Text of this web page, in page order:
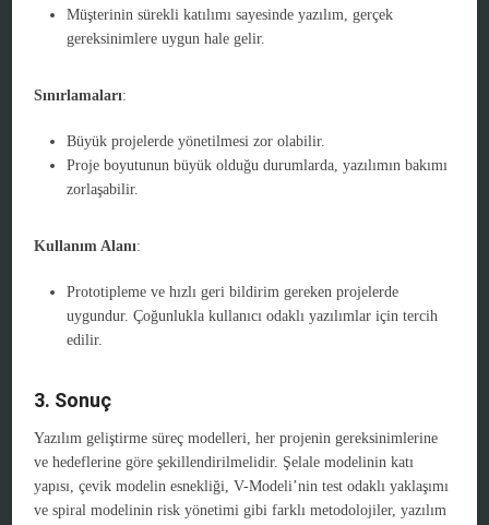
Müşterinin sürekli katılımı sayesinde yazılım, gerçek
gereksinimlere uygun hale gelir.
Sınırlamaları:
Büyük projelerde yönetilmesi zor olabilir.
Proje boyutunun büyük olduğu durumlarda, yazılımın bakımı
zorlaşabilir.
Kullanım Alanı:
Prototipleme ve hızlı geri bildirim gereken projelerde
uygundur. Çoğunlukla kullanıcı odaklı yazılımlar için tercih
edilir.
3. Sonuç
Yazılım geliştirme süreç modelleri, her projenin gereksinimlerine
ve hedeflerine göre şekillendirilmelidir. Şelale modelinin katı
yapısı, çevik modelin esnekliği, V-Modeli’nin test odaklı yaklaşımı
ve spiral modelinin risk yönetimi gibi farklı metodolojiler, yazılım